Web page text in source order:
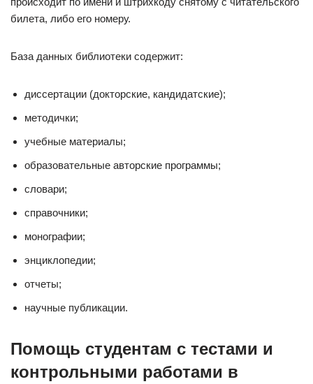
билета, либо его номеру.
База данных библиотеки содержит:
диссертации (докторские, кандидатские);
методички;
учебные материалы;
образовательные авторские программы;
словари;
справочники;
монографии;
энциклопедии;
отчеты;
научные публикации.
Помощь студентам с тестами и
контрольными работами в